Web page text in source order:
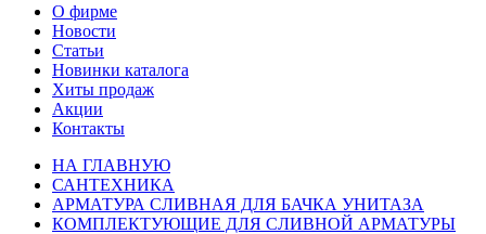
О фирме
Новости
Статьи
Новинки каталога
Хиты продаж
Акции
Контакты
НА ГЛАВНУЮ
САНТЕХНИКА
АРМАТУРА СЛИВНАЯ ДЛЯ БАЧКА УНИТАЗА
КОМПЛЕКТУЮЩИЕ ДЛЯ СЛИВНОЙ АРМАТУРЫ